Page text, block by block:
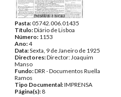
Pasta:05742.006.01435
Título:Diário de Lisboa
Número: 1153
Ano:4
Data:Sexta, 9 de Janeiro de 1925
Directores:Director: Joaquim
Manso
Fundo:DRR - Documentos Ruella
Ramos
Tipo Documental:IMPRENSA
Página(s): 8